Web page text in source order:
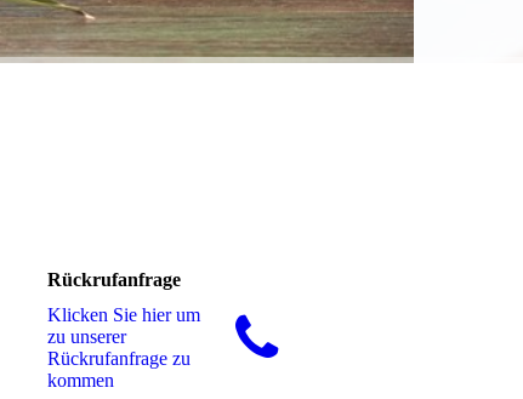
Rückrufanfrage
Klicken Sie hier um
zu unserer
Rückrufanfrage zu
kommen